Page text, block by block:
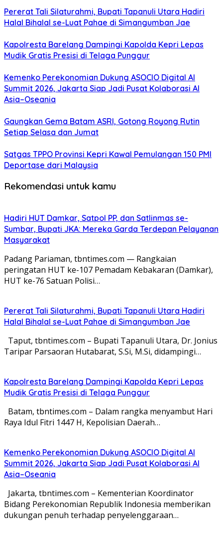
Pererat Tali Silaturahmi, Bupati Tapanuli Utara Hadiri
Halal Bihalal se-Luat Pahae di Simangumban Jae
Kapolresta Barelang Dampingi Kapolda Kepri Lepas
Mudik Gratis Presisi di Telaga Punggur
Kemenko Perekonomian Dukung ASOCIO Digital AI
Summit 2026, Jakarta Siap Jadi Pusat Kolaborasi AI
Asia–Oseania
Gaungkan Gema Batam ASRI, Gotong Royong Rutin
Setiap Selasa dan Jumat
Satgas TPPO Provinsi Kepri Kawal Pemulangan 150 PMI
Deportase dari Malaysia
Rekomendasi untuk kamu
Hadiri HUT Damkar, Satpol PP, dan Satlinmas se-
Sumbar, Bupati JKA: Mereka Garda Terdepan Pelayanan
Masyarakat
Padang Pariaman, tbntimes.com — Rangkaian
peringatan HUT ke-107 Pemadam Kebakaran (Damkar),
HUT ke-76 Satuan Polisi…
Pererat Tali Silaturahmi, Bupati Tapanuli Utara Hadiri
Halal Bihalal se-Luat Pahae di Simangumban Jae
Taput, tbntimes.com – Bupati Tapanuli Utara, Dr. Jonius
Taripar Parsaoran Hutabarat, S.Si, M.Si, didampingi…
Kapolresta Barelang Dampingi Kapolda Kepri Lepas
Mudik Gratis Presisi di Telaga Punggur
Batam, tbntimes.com – Dalam rangka menyambut Hari
Raya Idul Fitri 1447 H, Kepolisian Daerah…
Kemenko Perekonomian Dukung ASOCIO Digital AI
Summit 2026, Jakarta Siap Jadi Pusat Kolaborasi AI
Asia–Oseania
Jakarta, tbntimes.com – Kementerian Koordinator
Bidang Perekonomian Republik Indonesia memberikan
dukungan penuh terhadap penyelenggaraan…